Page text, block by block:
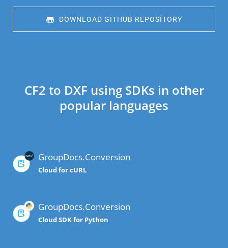
DOWNLOAD GITHUB REPOSITORY
CF2 to DXF using SDKs in other
popular languages
GroupDocs.Conversion
Cloud for cURL
GroupDocs.Conversion
Cloud SDK for Python